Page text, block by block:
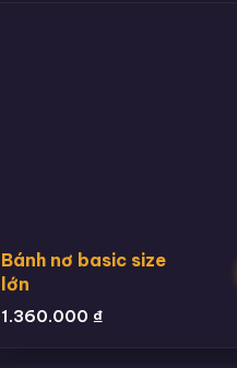
Bánh nơ basic size
lớn
1.360.000 ₫